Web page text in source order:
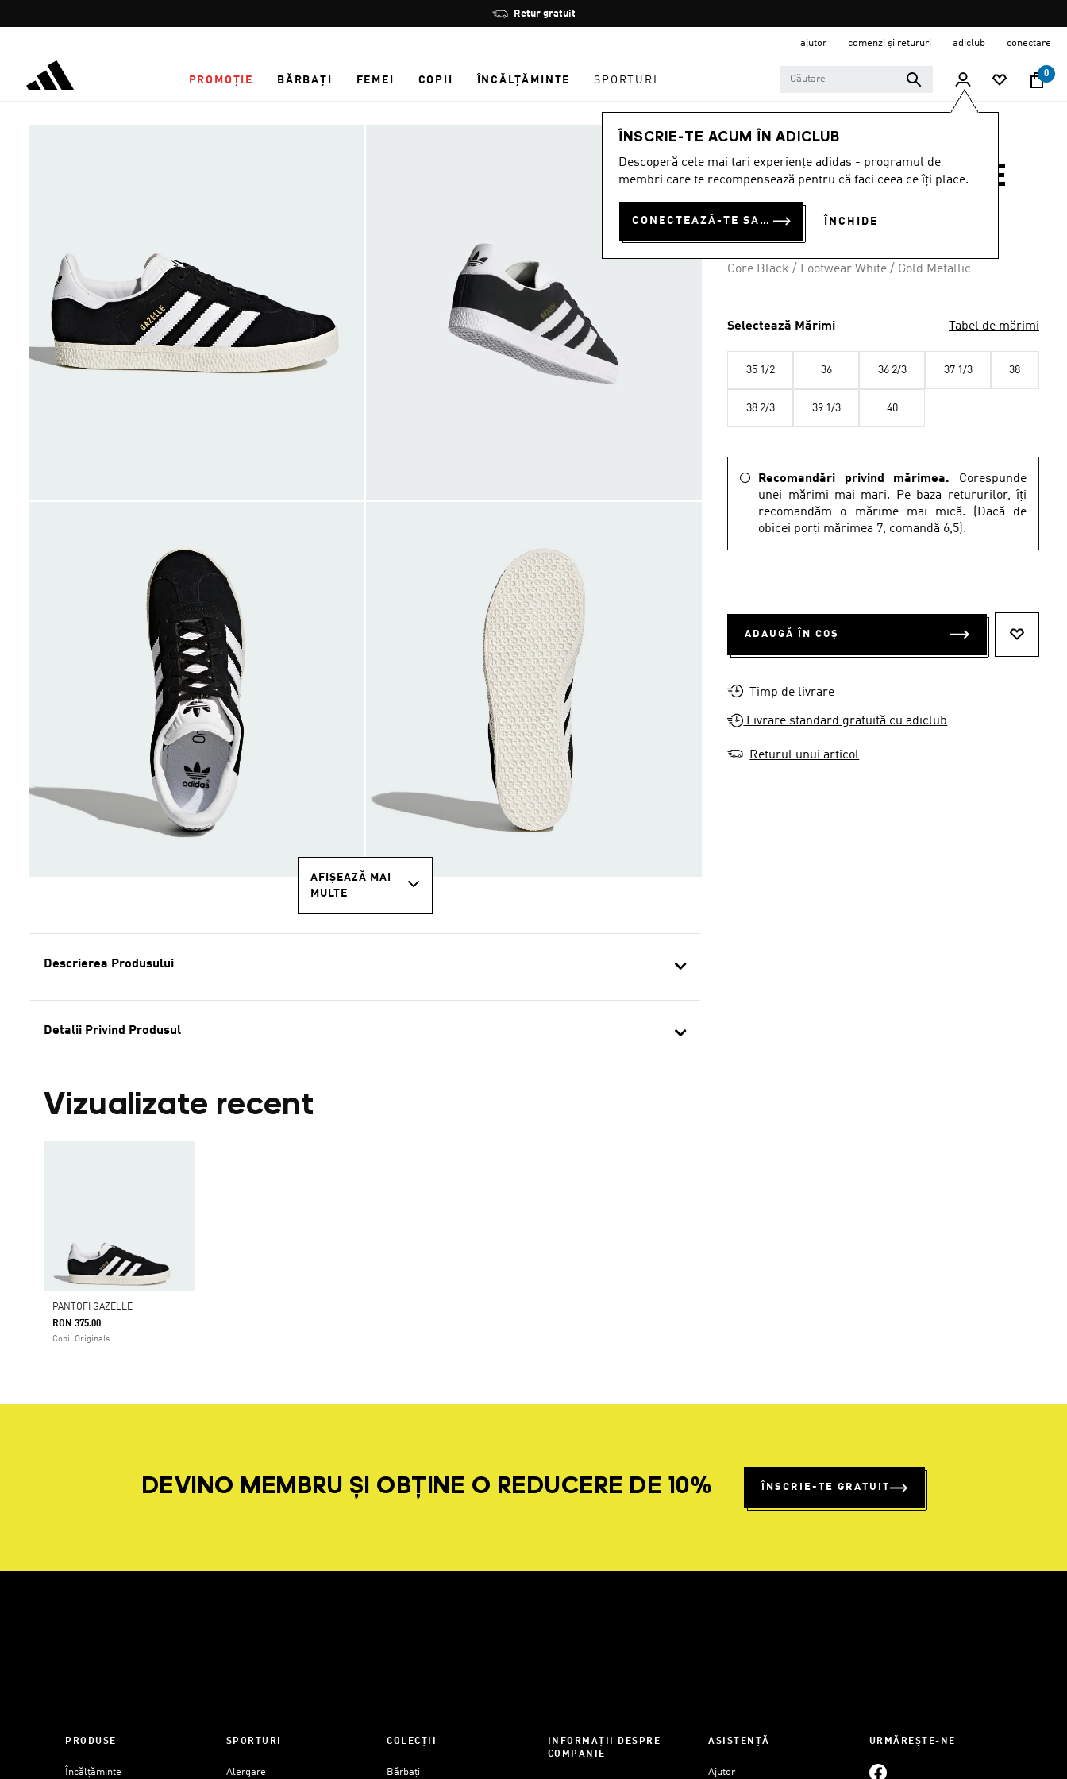
Oprește
rotația
Retur gratuit
ajutor comenzi și retururi adiclub conectare
PROMOȚIE BĂRBAȚI FEMEI COPII ÎNCĂLȚĂMINTE SPORTURI
0
ÎNSCRIE-TE ACUM ÎN ADICLUB
Descoperă cele mai tari experiențe adidas - programul de
membri care te recompensează pentru că faci ceea ce îți place.
CONECTEAZĂ-TE SAU ÎNSCRIE-TE ACUM ÎNCHIDE
AFIȘEAZĂ MAI
MULTE
Descrierea Produsului
Detalii Privind Produsul
Vizualizate recent
PANTOFI GAZELLE
RON 375.00
Copii Originals
COPII ÎNCĂLȚĂMINTE
PANTOFI GAZELLE
RON 375.00
Core Black / Footwear White / Gold Metallic
Selectează Mărimi Tabel de mărimi
35 1/2 36 36 2/3 37 1/3 38
38 2/3 39 1/3 40
Recomandări privind mărimea. Corespunde
unei mărimi mai mari. Pe baza retururilor, îți
recomandăm o mărime mai mică. (Dacă de
obicei porți mărimea 7, comandă 6,5).
ADAUGĂ ÎN COȘ
Timp de livrare
Livrare standard gratuită cu adiclub
Returul unui articol
DEVINO MEMBRU ȘI OBȚINE O REDUCERE DE 10% ÎNSCRIE-TE GRATUIT
PRODUSE
Încălțăminte
SPORTURI
Alergare
COLECȚII
Bărbați
INFORMAȚII DESPRE
COMPANIE
ASISTENȚĂ
Ajutor
URMĂREȘTE-NE